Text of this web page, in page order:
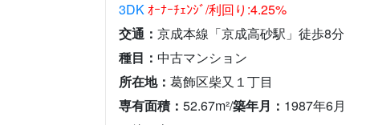
3DKｵｰﾅｰﾁｪﾝｼﾞ/利回り:4.25%
交通：京成本線「京成高砂駅」徒歩8分
種目：中古マンション
所在地：葛飾区柴又１丁目
専有面積：52.67m²/築年月： 1987年6月